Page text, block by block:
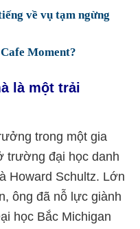
về vụ tạm ngừng
Moment?
là một trải
trong một gia
trường đại học danh
Howard Schultz. Lớn
ông đã nỗ lực giành
học Bắc Michigan